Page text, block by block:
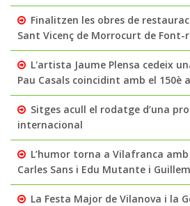
Finalitzen les obres de
Sant Vicenç de Morrocurt de Font-
L'artista Jaume Plensa cedeix
Pau Casals coincidint amb el 150è
Sitges acull el rodatge d’una
internacional
L’humor torna a Vilafranca
Carles Sans i Edu Mutante i
La Festa Major de Vilanova i la